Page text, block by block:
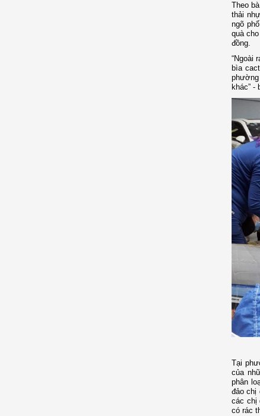
Theo
thải
ngõ
quà
đồng.
“Ngoài
bìa
khác” -
Tại
của
phân
đảo chị
các chị
có rác